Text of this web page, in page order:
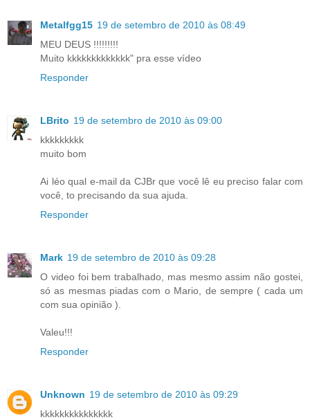
Metalfgg15 19 de setembro de 2010 às 08:49
MEU DEUS !!!!!!!!!
Muito kkkkkkkkkkkkk" pra esse vídeo
Responder
LBrito 19 de setembro de 2010 às 09:00
kkkkkkkkk
muito bom
Ai léo qual e-mail da CJBr que você lê eu preciso falar com
você, to precisando da sua ajuda.
Responder
Mark 19 de setembro de 2010 às 09:28
O video foi bem trabalhado, mas mesmo assim não gostei,
só as mesmas piadas com o Mario, de sempre ( cada um
com sua opinião ).
Valeu!!!
Responder
Unknown 19 de setembro de 2010 às 09:29
kkkkkkkkkkkkkkk